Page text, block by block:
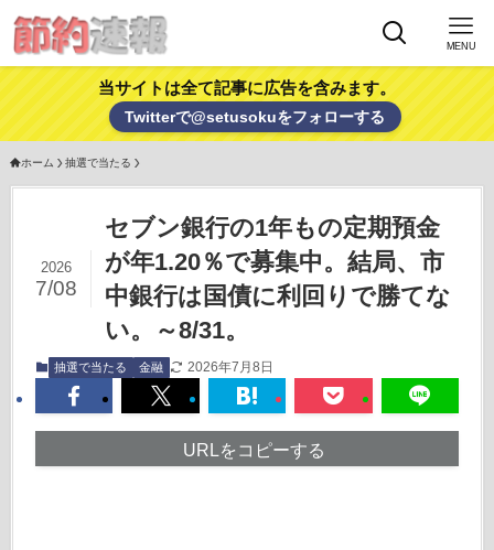
MENU
当サイトは全て記事に広告を含みます。
Twitterで@setusokuをフォローする
ホーム 抽選で当たる
セブン銀行の1年もの定期預金
が年1.20％で募集中。結局、市
中銀行は国債に利回りで勝てな
い。～8/31。
2026
7/08
抽選で当たる 金融 2026年7月8日
URLをコピーする